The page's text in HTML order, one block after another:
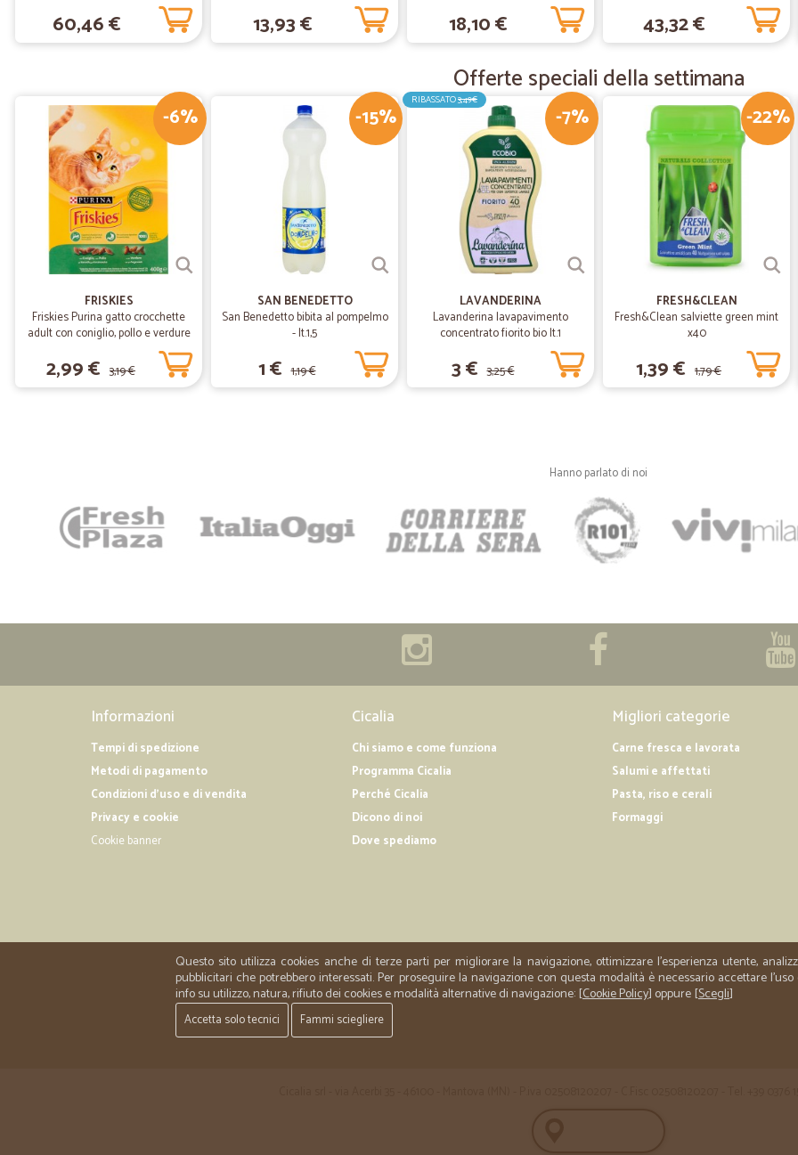
—Mario A.
Ottimo servizio
—
Ottimo servizi e corrieri
Ottimo servizi e corrieri gentilissimi
—Gloria M.
Ottimo sito
Ottimo sito dove io mi sono
sempre informata sui tuoi acquisti.
—Fausto T.
Spesa online super!
Ottimo servizio, ampia scelta di
60,46 € 13,93 € 18,10 € 43,32 €
Offerte speciali della settimana
-6%
FRISKIES
Friskies Purina gatto crocchette
adult con coniglio, pollo e verdure
2,99 € 3,19 €
-15%
SAN BENEDETTO
San Benedetto bibita al pompelmo
- lt.1,5
1 € 1,19 €
-7%
RIBASSATO3,49€
LAVANDERINA
Lavanderina lavapavimento
concentrato fiorito bio lt.1
3 € 3,25 €
-22%
FRESH&CLEAN
Fresh&Clean salviette green mint
x40
1,39 € 1,79 €
Hanno parlato di noi
Informazioni
Tempi di spedizione
Metodi di pagamento
Condizioni d'uso e di vendita
Privacy e cookie
Cookie banner
Cicalia
Chi siamo e come funziona
Programma Cicalia
Perché Cicalia
Dicono di noi
Dove spediamo
Migliori categorie
Carne fresca e lavorata
Salumi e affettati
Pasta, riso e cerali
Formaggi
Questo sito utilizza cookies anche di terze parti per migliorare la navigazione, ottimizzare l'esperienza utente,
pubblicitari che potrebbero interessati. Per proseguire la navigazione con questa modalità è necessario accettare
info su utilizzo, natura, rifiuto dei cookies e modalità alternative di navigazione: [Cookie Policy] oppure [Scegli]
Accetta solo tecnici Fammi sciegliere